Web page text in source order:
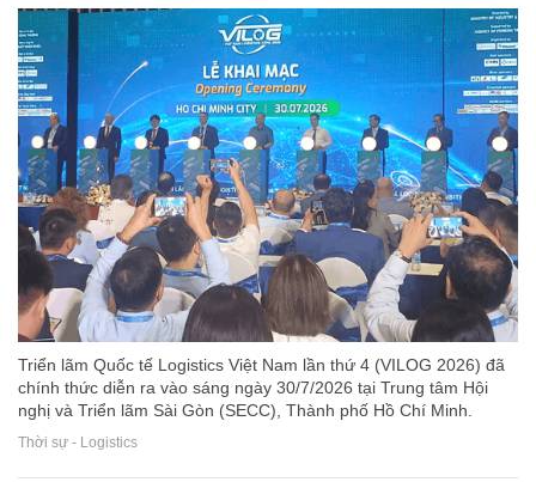
Triển lãm Quốc tế Logistics Việt Nam lần thứ 4 (VILOG 2026) đã
chính thức diễn ra vào sáng ngày 30/7/2026 tại Trung tâm Hội
nghị và Triển lãm Sài Gòn (SECC), Thành phố Hồ Chí Minh.
Thời sự - Logistics